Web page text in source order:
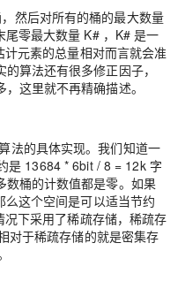
然后对所有的桶的最大数量
零最大数量 K# ，K# 是一
元素的总量相对而言就会准
算法还有很多修正因子，
这里就不再精确描述。
法的具体实现。我们知道一
是 13684 * 6bit / 8 = 12k 字
数桶的计数值都是零。如果
这个空间是可以适当节约
下采用了稀疏存储，稀疏存
对于稀疏存储的就是密集存